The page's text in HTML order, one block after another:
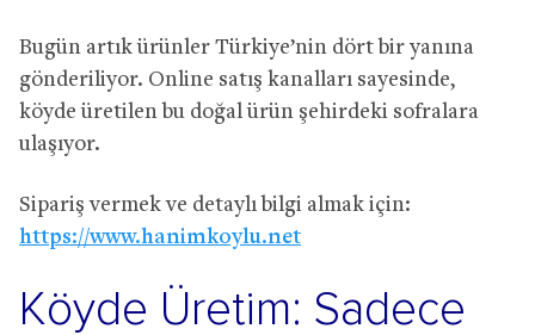
Bugün artık ürünler Türkiye’nin dört bir yanına
gönderiliyor. Online satış kanalları sayesinde,
köyde üretilen bu doğal ürün şehirdeki sofralara
ulaşıyor.
Sipariş vermek ve detaylı bilgi almak için:
https://www.hanimkoylu.net
Köyde Üretim: Sadece